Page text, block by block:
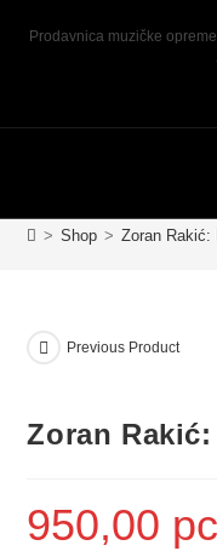
Prodavnica muzičke
> Shop > Zoran Rakić:
Previous Product
Zoran Rakić:
950,00